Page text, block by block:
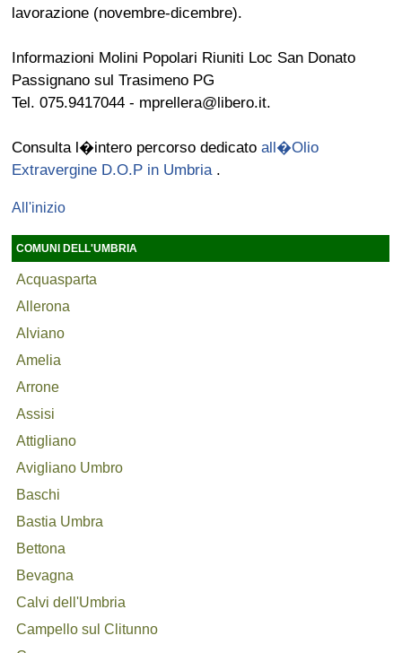
lavorazione (novembre-dicembre).
Informazioni Molini Popolari Riuniti Loc San Donato
Passignano sul Trasimeno PG
Tel. 075.9417044 - mprellera@libero.it.
Consulta l�intero percorso dedicatoall�Olio
Extravergine D.O.P in Umbria .
All'inizio
COMUNI DELL'UMBRIA
Acquasparta
Allerona
Alviano
Amelia
Arrone
Assisi
Attigliano
Avigliano Umbro
Baschi
Bastia Umbra
Bettona
Bevagna
Calvi dell'Umbria
Campello sul Clitunno